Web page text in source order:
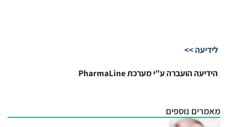
לידיעה >>
הידיעה הועברה ע”י מערכת PharmaLine
מאמרים נוספים